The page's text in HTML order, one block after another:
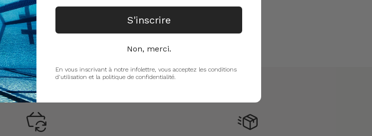
S'inscrire
Non, merci.
En vous inscrivant à notre infolettre, vous acceptez les conditions
d'utilisation et la politique de confidentialité.